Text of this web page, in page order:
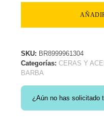
SKU: BR8999961304
Categorías:CERAS Y
BARBA
¿Aún no has solicitado